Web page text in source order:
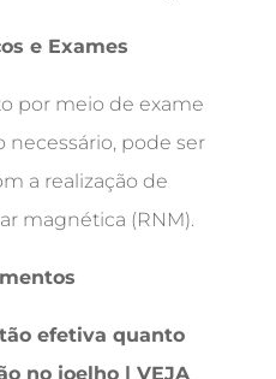
e Exames
por meio de exame
pode ser
a realização de
magnética (RNM).